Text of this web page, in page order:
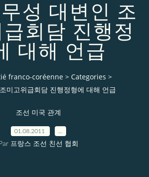
성 대변인 조
회담 진행정
대해 언급
franco-coréenne > Categories >
미고위급회담 진행정형에 대해 언급
조선 미국 관계
01.08.2011
Par 프랑스 조선 친선 협회